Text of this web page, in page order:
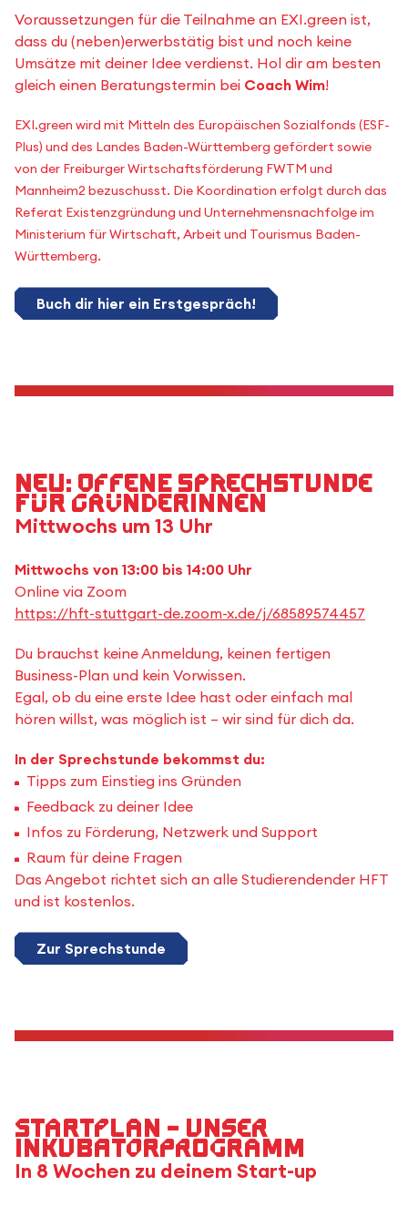
Voraussetzungen für die Teilnahme an EXI.green ist,
dass du (neben)erwerbstätig bist und noch keine
Umsätze mit deiner Idee verdienst. Hol dir am besten
gleich einen Beratungstermin bei Coach Wim!
EXI.green wird mit Mitteln des Europäischen Sozialfonds (ESF-
Plus) und des Landes Baden-Württemberg gefördert sowie
von der Freiburger Wirtschaftsförderung FWTM und
Mannheim2 bezuschusst. Die Koordination erfolgt durch das
Referat Existenzgründung und Unternehmensnachfolge im
Ministerium für Wirtschaft, Arbeit und Tourismus Baden-
Württemberg.
Buch dir hier ein Erstgespräch!
NEU: Offene Sprechstunde
für GründerInnen
Mittwochs um 13 Uhr
Mittwochs von 13:00 bis 14:00 Uhr
Online via Zoom
https://hft-stuttgart-de.zoom-x.de/j/68589574457
Du brauchst keine Anmeldung, keinen fertigen
Business-Plan und kein Vorwissen.
Egal, ob du eine erste Idee hast oder einfach mal
hören willst, was möglich ist – wir sind für dich da.
In der Sprechstunde bekommst du:
Tipps zum Einstieg ins Gründen
Feedback zu deiner Idee
Infos zu Förderung, Netzwerk und Support
Raum für deine Fragen
Das Angebot richtet sich an alle Studierendender HFT
und ist kostenlos.
Zur Sprechstunde
STARTPLAN – Unser
Inkubatorprogramm
In 8 Wochen zu deinem Start-up